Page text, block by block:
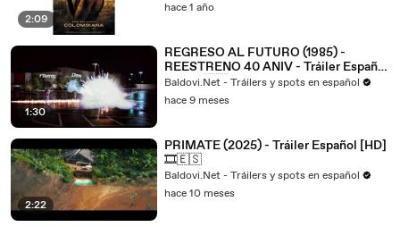
2:09
hace 1 año
1:30
REGRESO AL FUTURO (1985) -
REESTRENO 40 ANIV - Tráiler Español
[HD]🎞️🇪🇸
Baldovi.Net - Tráilers y spots en español
hace 9 meses
2:22
PRIMATE (2025) - Tráiler Español [HD]
🎞️🇪🇸
Baldovi.Net - Tráilers y spots en español
hace 10 meses